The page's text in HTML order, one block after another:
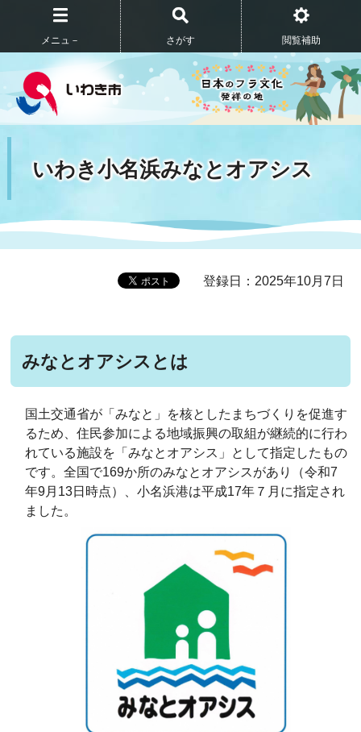
メニュ－ さがす 閲覧補助
いわき小名浜みなとオアシス
登録日：2025年10月7日
みなとオアシスとは
国土交通省が「みなと」を核としたまちづくりを促進す
るため、住民参加による地域振興の取組が継続的に行わ
れている施設を「みなとオアシス」として指定したもの
です。全国で169か所のみなとオアシスがあり（令和7
年9月13日時点）、小名浜港は平成17年７月に指定され
ました。